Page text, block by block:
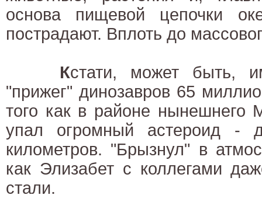
основа пищевой цепочки
пострадают. Вплоть до
Кстати, может быть,
"прижег" динозавров 65
того как в районе нынешнего
упал огромный астероид -
километров. "Брызнул" в
как Элизабет с коллегами
стали.